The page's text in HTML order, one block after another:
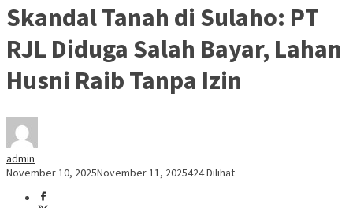
Skandal Tanah di Sulaho: PT
RJL Diduga Salah Bayar, Lahan
Husni Raib Tanpa Izin
admin
November 10, 2025November 11, 2025424 Dilihat